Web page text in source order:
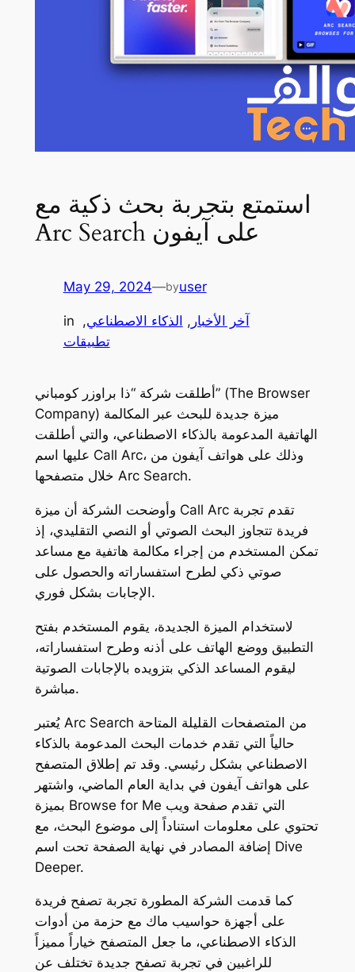
استمتع بتجربة بحث ذكية مع
Arc Search على آيفون
May 29, 2024—byuser
in آخر الأخبار , الذكاء الاصطناعي,
تطبيقات
أطلقت شركة “ذا براوزر كومباني” (The Browser
Company) ميزة جديدة للبحث عبر المكالمة
الهاتفية المدعومة بالذكاء الاصطناعي، والتي أطلقت
عليها اسم Call Arc، وذلك على هواتف آيفون من
خلال متصفحها Arc Search.
وأوضحت الشركة أن ميزة Call Arc تقدم تجربة
فريدة تتجاوز البحث الصوتي أو النصي التقليدي، إذ
تمكن المستخدم من إجراء مكالمة هاتفية مع مساعد
صوتي ذكي لطرح استفساراته والحصول على
الإجابات بشكل فوري.
لاستخدام الميزة الجديدة، يقوم المستخدم بفتح
التطبيق ووضع الهاتف على أذنه وطرح استفساراته،
ليقوم المساعد الذكي بتزويده بالإجابات الصوتية
مباشرة.
يُعتبر Arc Search من المتصفحات القليلة المتاحة
حالياً التي تقدم خدمات البحث المدعومة بالذكاء
الاصطناعي بشكل رئيسي. وقد تم إطلاق المتصفح
على هواتف آيفون في بداية العام الماضي، واشتهر
بميزة Browse for Me التي تقدم صفحة ويب
تحتوي على معلومات استناداً إلى موضوع البحث، مع
إضافة المصادر في نهاية الصفحة تحت اسم Dive
Deeper.
كما قدمت الشركة المطورة تجربة تصفح فريدة
على أجهزة حواسيب ماك مع حزمة من أدوات
الذكاء الاصطناعي، ما جعل المتصفح خياراً مميزاً
للراغبين في تجربة تصفح جديدة تختلف عن